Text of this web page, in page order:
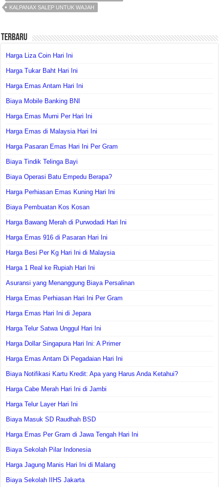
KALPANAX SALEP UNTUK WAJAH
Terbaru
Harga Liza Coin Hari Ini
Harga Tukar Baht Hari Ini
Harga Emas Antam Hari Ini
Biaya Mobile Banking BNI
Harga Emas Murni Per Hari Ini
Harga Emas di Malaysia Hari Ini
Harga Pasaran Emas Hari Ini Per Gram
Biaya Tindik Telinga Bayi
Biaya Operasi Batu Empedu Berapa?
Harga Perhiasan Emas Kuning Hari Ini
Biaya Pembuatan Kos Kosan
Harga Bawang Merah di Purwodadi Hari Ini
Harga Emas 916 di Pasaran Hari Ini
Harga Besi Per Kg Hari Ini di Malaysia
Harga 1 Real ke Rupiah Hari Ini
Asuransi yang Menanggung Biaya Persalinan
Harga Emas Perhiasan Hari Ini Per Gram
Harga Emas Hari Ini di Jepara
Harga Telur Satwa Unggul Hari Ini
Harga Dollar Singapura Hari Ini: A Primer
Harga Emas Antam Di Pegadaian Hari Ini
Biaya Notifikasi Kartu Kredit: Apa yang Harus Anda Ketahui?
Harga Cabe Merah Hari Ini di Jambi
Harga Telur Layer Hari Ini
Biaya Masuk SD Raudhah BSD
Harga Emas Per Gram di Jawa Tengah Hari Ini
Biaya Sekolah Pilar Indonesia
Harga Jagung Manis Hari Ini di Malang
Biaya Sekolah IIHS Jakarta